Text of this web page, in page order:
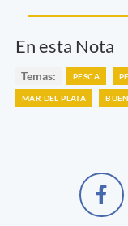
En esta Nota
Temas: PESCA
MAR DEL PLATA